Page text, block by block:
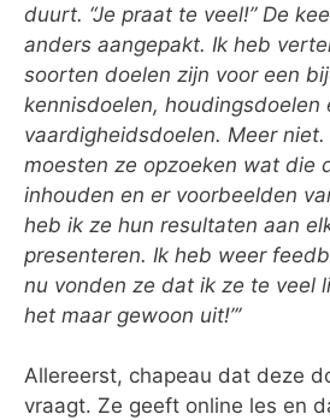
duurt. “Je praat te veel!” De
anders aangepakt. Ik heb
soorten doelen zijn voor een
kennisdoelen, houdingsdoelen
vaardigheidsdoelen. Meer niet.
moesten ze opzoeken wat die
inhouden en er voorbeelden
heb ik ze hun resultaten aan
presenteren. Ik heb weer
nu vonden ze dat ik ze te veel
het maar gewoon uit!”’
Allereerst, chapeau dat deze
vraagt. Ze geeft online les en